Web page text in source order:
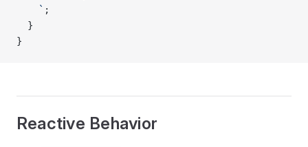
    `
;
  }
}
Reactive Behavior